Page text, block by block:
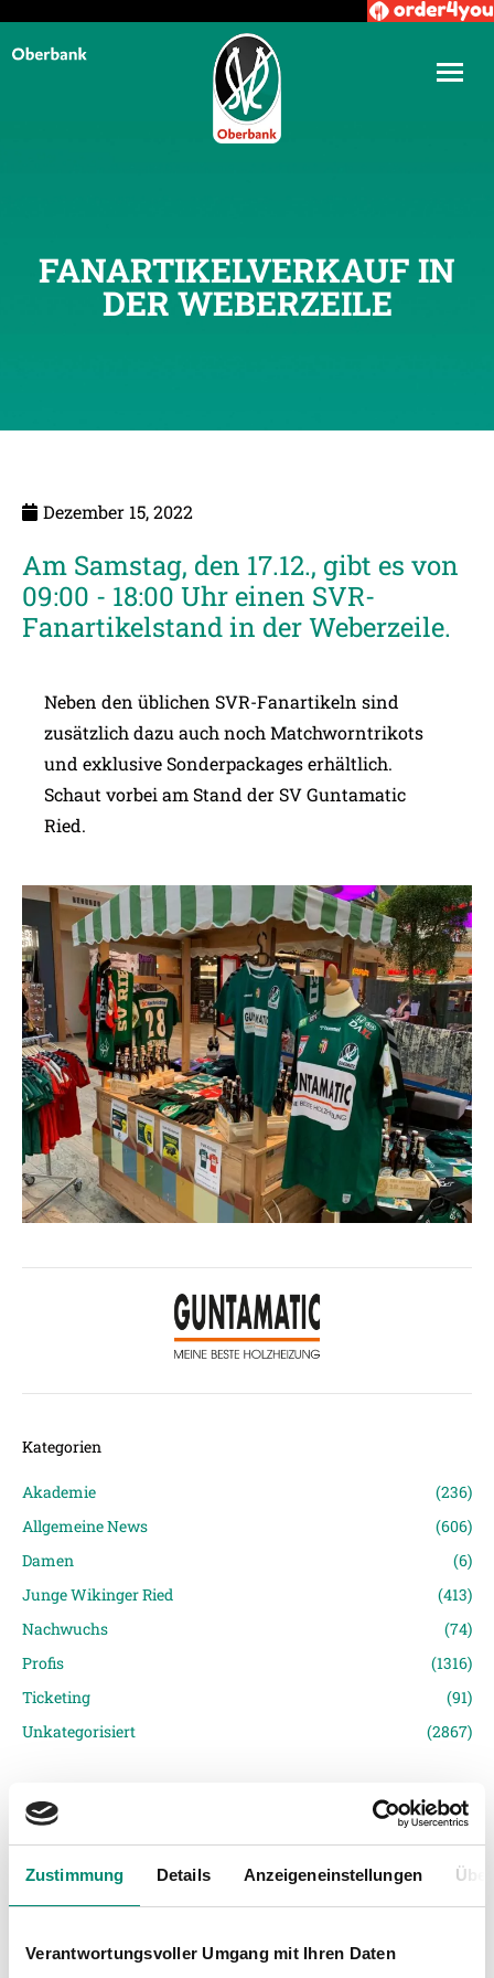
Zustimmung Details Anzeigeneinstellungen
Verantwortungsvoller Umgang mit Ihren Daten
FANARTIKELVERKAUF IN
DER WEBERZEILE
Dezember 15, 2022
Am Samstag, den 17.12., gibt es von
09:00 - 18:00 Uhr einen SVR-
Fanartikelstand in der Weberzeile.
Neben den üblichen SVR-Fanartikeln sind
zusätzlich dazu auch noch Matchworntrikots
und exklusive Sonderpackages erhältlich.
Schaut vorbei am Stand der SV Guntamatic
Ried.
Kategorien
Akademie
(236)
Allgemeine News
(606)
Damen
(6)
Junge Wikinger Ried
(413)
Nachwuchs
(74)
Profis
(1316)
Ticketing
(91)
Unkategorisiert
(2867)
Mit der SVR-Mitgliedskarte gratis ins Raiffeisen Volleydome